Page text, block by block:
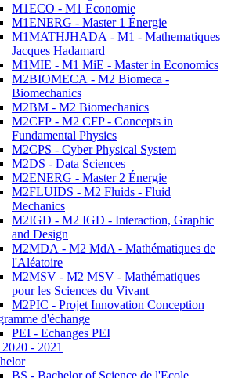
M1ECO - M1 Economie
M1ENERG - Master 1 Énergie
M1MATHJHADA - M1 - Mathematiques
Jacques Hadamard
M1MIE - M1 MiE - Master in Economics
M2BIOMECA - M2 Biomeca -
Biomechanics
M2BM - M2 Biomechanics
M2CFP - M2 CFP - Concepts in
Fundamental Physics
M2CPS - Cyber Physical System
M2DS - Data Sciences
M2ENERG - Master 2 Énergie
M2FLUIDS - M2 Fluids - Fluid
Mechanics
M2IGD - M2 IGD - Interaction, Graphic
and Design
M2MDA - M2 MdA - Mathématiques de
l'Aléatoire
M2MSV - M2 MSV - Mathématiques
pour les Sciences du Vivant
M2PIC - Projet Innovation Conception
d'échange
PEI - Echanges PEI
- 2021
BS - Bachelor of Science de l'Ecole